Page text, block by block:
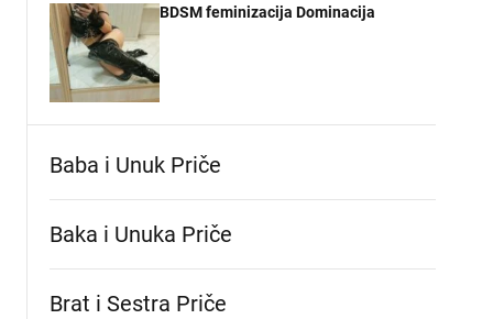
BDSM feminizacija Dominacija
Baba i Unuk Priče
Baka i Unuka Pričе
Brat i Sestra Priče